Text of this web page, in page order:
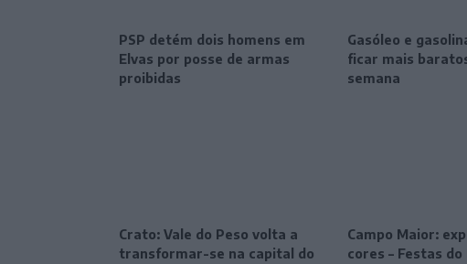
PSP detém dois homens em
Elvas por posse de armas
proibidas
Gasóleo e
ficar mais
semana
Crato: Vale do Peso volta a
transformar-se na capital do
Campo Maior:
cores – Festas do